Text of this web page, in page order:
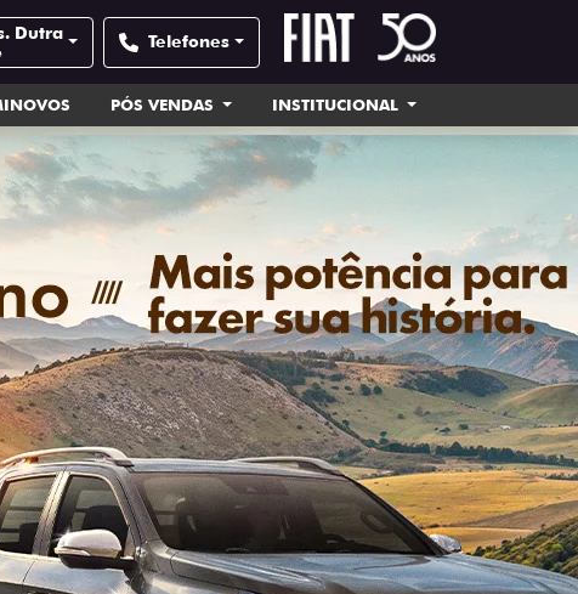
Dutra Telefones
PÓS VENDAS INSTITUCIONAL